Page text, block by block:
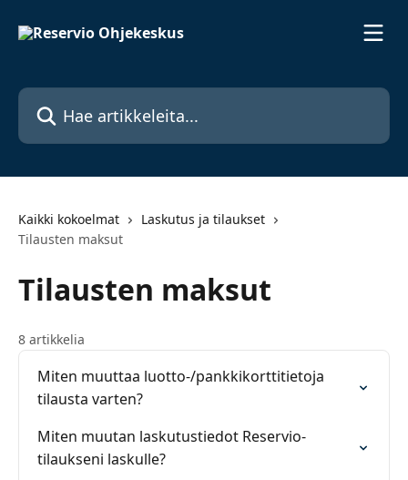
Hae artikkeleita...
Kaikki kokoelmat
Laskutus ja tilaukset
Tilausten maksut
Tilausten maksut
8 artikkelia
Miten muuttaa luotto-/pankkikorttitietoja
tilausta varten?
Miten muutan laskutustiedot Reservio-
tilaukseni laskulle?